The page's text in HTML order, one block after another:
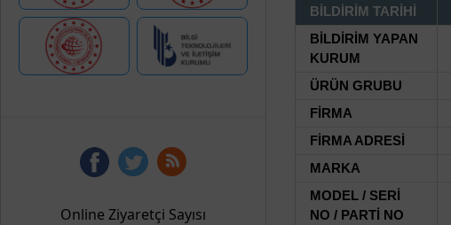
Online Ziyaretçi Sayısı
BİLDİRİM TARİHİ
BİLDİRİM YAPAN
KURUM
ÜRÜN GRUBU
FİRMA
FİRMA ADRESİ
MARKA
MODEL / SERİ
NO / PARTİ NO